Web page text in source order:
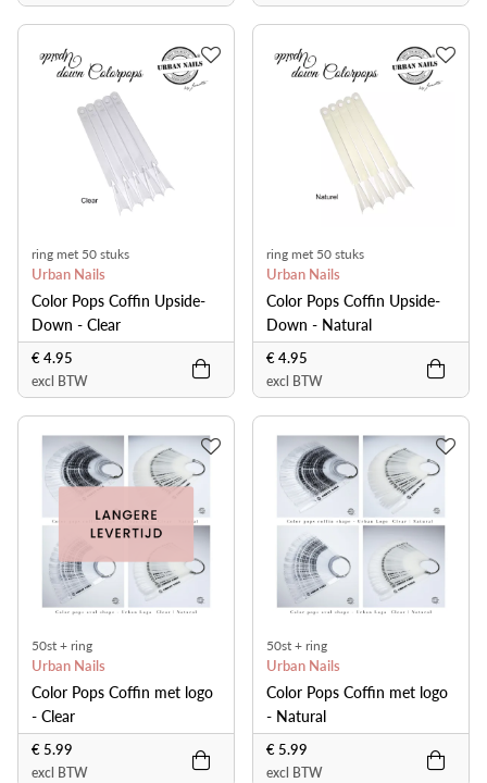
ring met 50 stuks
Urban Nails
Color Pops Coffin Upside-
Down - Clear
€ 4.95
excl BTW
ring met 50 stuks
Urban Nails
Color Pops Coffin Upside-
Down - Natural
€ 4.95
excl BTW
50st + ring
Urban Nails
Color Pops Coffin met logo
- Clear
€ 5.99
excl BTW
50st + ring
Urban Nails
Color Pops Coffin met logo
- Natural
€ 5.99
excl BTW